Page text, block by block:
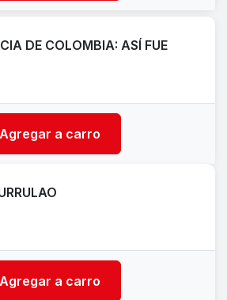
DE COLOMBIA: ASÍ FUE
Agregar a carro
Agregar a carro